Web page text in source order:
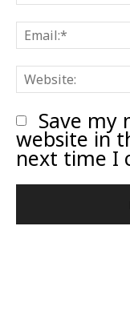
Save my
website in
next time I